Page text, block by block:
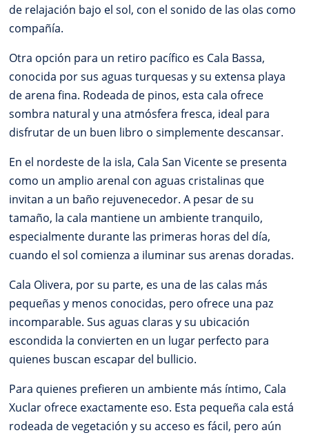
de relajación bajo el sol, con el sonido de las olas como
compañía.
Otra opción para un retiro pacífico es Cala Bassa,
conocida por sus aguas turquesas y su extensa playa
de arena fina. Rodeada de pinos, esta cala ofrece
sombra natural y una atmósfera fresca, ideal para
disfrutar de un buen libro o simplemente descansar.
En el nordeste de la isla, Cala San Vicente se presenta
como un amplio arenal con aguas cristalinas que
invitan a un baño rejuvenecedor. A pesar de su
tamaño, la cala mantiene un ambiente tranquilo,
especialmente durante las primeras horas del día,
cuando el sol comienza a iluminar sus arenas doradas.
Cala Olivera, por su parte, es una de las calas más
pequeñas y menos conocidas, pero ofrece una paz
incomparable. Sus aguas claras y su ubicación
escondida la convierten en un lugar perfecto para
quienes buscan escapar del bullicio.
Para quienes prefieren un ambiente más íntimo, Cala
Xuclar ofrece exactamente eso. Esta pequeña cala está
rodeada de vegetación y su acceso es fácil, pero aún